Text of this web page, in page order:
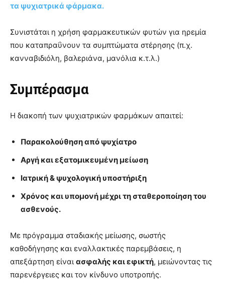
τα ψυχιατρικά φάρμακα.
Συνιστάται η χρήση φαρμακευτικών φυτών για ηρεμία
που καταπραΰνουν τα συμπτώματα στέρησης (π.χ.
κανναβιδιόλη, βαλεριάνα, μανόλια κ.τ.λ.)
Συμπέρασμα
Η διακοπή των ψυχιατρικών φαρμάκων απαιτεί:
Παρακολούθηση από ψυχίατρο
Αργή και εξατομικευμένη μείωση
Ιατρική & ψυχολογική υποστήριξη
Χρόνος και υπομονή μέχρι τη σταθεροποίηση του
ασθενούς.
Με πρόγραμμα σταδιακής μείωσης, σωστής
καθοδήγησης και εναλλακτικές παρεμβάσεις, η
απεξάρτηση είναι ασφαλής και εφικτή, μειώνοντας τις
παρενέργειες και τον κίνδυνο υποτροπής.